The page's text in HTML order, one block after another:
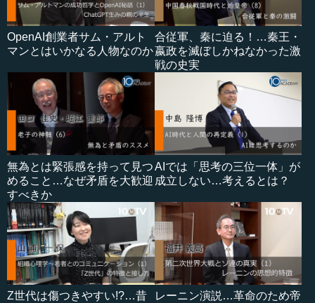
OpenAI創業者サム・アルト
マンとはいかなる人物なのか
合従軍、秦に迫る！…秦王・
嬴政を滅ぼしかねなかった激
戦の史実
無為とは緊張感を持って見つ
めること…なぜ矛盾を大歓迎
すべきか
AIでは「思考の三位一体」が
成立しない…考えるとは？
Z世代は傷つきやすい!?…昔
レーニン演説…革命のため帝